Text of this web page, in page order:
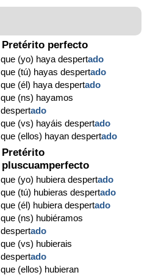
Pretérito perfecto
que (yo) haya despertado
que (tú) hayas despertado
que (él) haya despertado
que (ns) hayamos
despertado
que (vs) hayáis despertado
que (ellos) hayan despertado
Pretérito
pluscuamperfecto
que (yo) hubiera despertado
que (tú) hubieras despertado
que (él) hubiera despertado
que (ns) hubiéramos
despertado
que (vs) hubierais
despertado
que (ellos) hubieran